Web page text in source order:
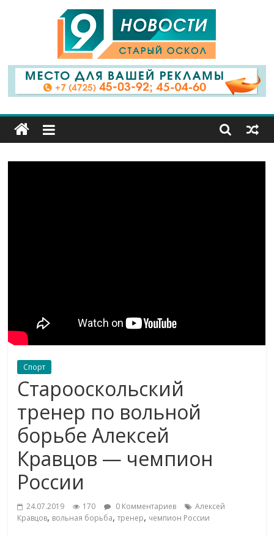
9
Канал
Старый
Спорт
Старооскольский
тренер по вольной
борьбе Алексей
Кравцов — чемпион
России
24.07.2019 170 0 Комментариев
Алексей
Кравцов, вольная борьба,тренер, чемпион России